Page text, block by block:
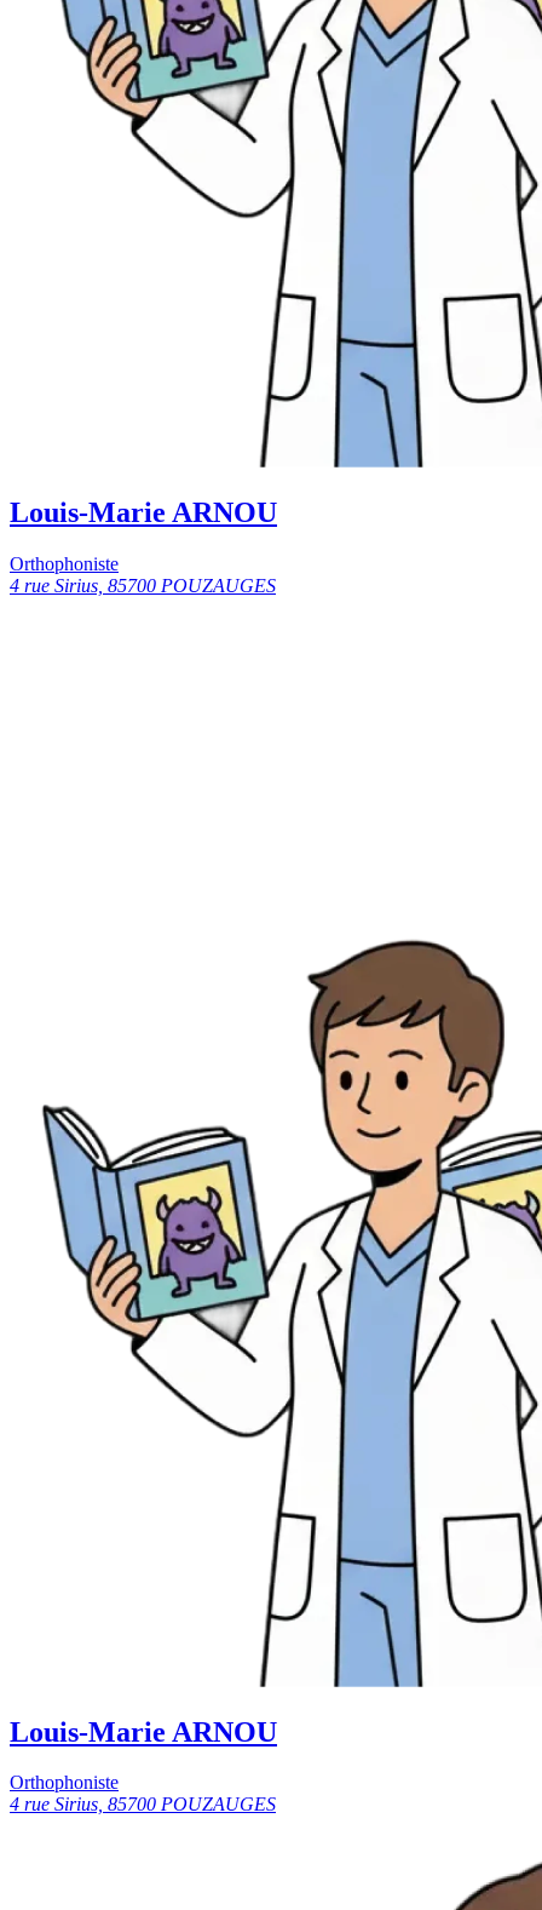
Louis-Marie ARNOU
Orthophoniste
4 rue Sirius, 85700 POUZAUGES
Louis-Marie ARNOU
Orthophoniste
4 rue Sirius, 85700 POUZAUGES